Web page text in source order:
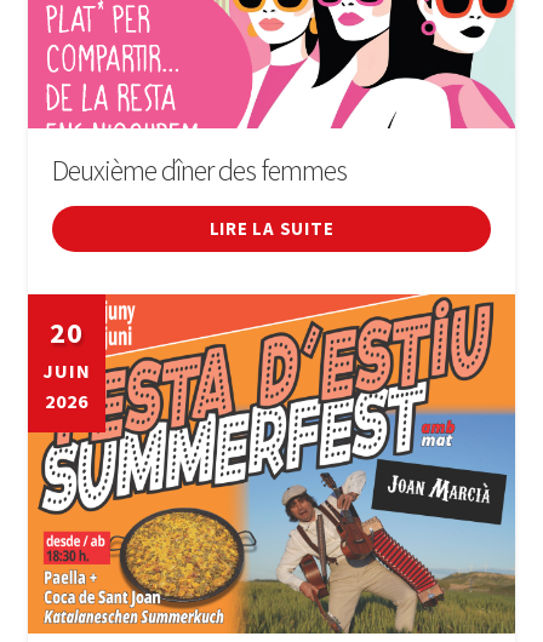
Deuxième dîner des femmes
LIRE LA SUITE
20
JUIN
2026